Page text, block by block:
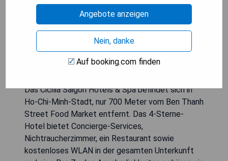
Das Cicilia Saigon Hotels & Spa befindet sich in
Ho-Chi-Minh-Stadt, nur 700 Meter vom Ben Thanh
Street Food Market entfernt. Das 4-Sterne-
Hotel bietet Concierge-Services,
Nichtraucherzimmer, ein Restaurant sowie
kostenloses WLAN in der gesamten Unterkunft
Angebote anzeigen
Nein, danke
Auf booking.com finden